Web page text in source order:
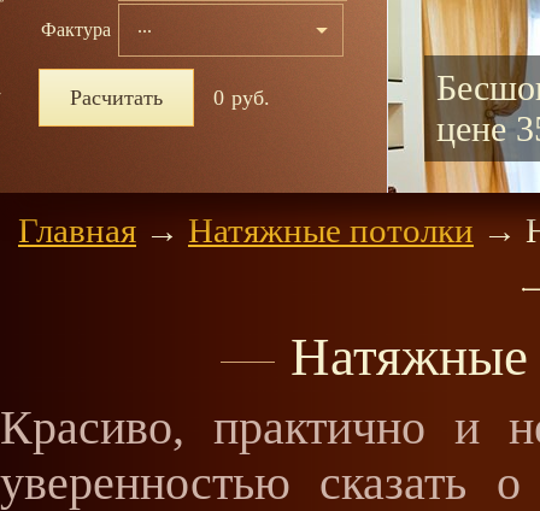
Фактура ...
Расчитать 0 руб.
цене
Главная → Натяжные потолки →
Натяжные
Красиво, практично и
уверенностью сказать